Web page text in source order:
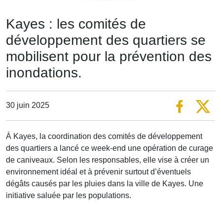
Kayes : les comités de
développement des quartiers se
mobilisent pour la prévention des
inondations.
30 juin 2025
À Kayes, la coordination des comités de développement
des quartiers a lancé ce week-end une opération de curage
de caniveaux. Selon les responsables, elle vise à créer un
environnement idéal et à prévenir surtout d’éventuels
dégâts causés par les pluies dans la ville de Kayes. Une
initiative saluée par les populations.